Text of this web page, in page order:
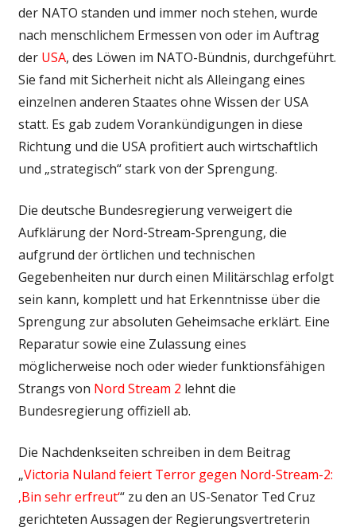
der NATO standen und immer noch stehen, wurde
nach menschlichem Ermessen von oder im Auftrag
der USA, des Löwen im NATO-Bündnis, durchgeführt.
Sie fand mit Sicherheit nicht als Alleingang eines
einzelnen anderen Staates ohne Wissen der USA
statt. Es gab zudem Vorankündigungen in diese
Richtung und die USA profitiert auch wirtschaftlich
und „strategisch“ stark von der Sprengung.
Die deutsche Bundesregierung verweigert die
Aufklärung der Nord-Stream-Sprengung, die
aufgrund der örtlichen und technischen
Gegebenheiten nur durch einen Militärschlag erfolgt
sein kann, komplett und hat Erkenntnisse über die
Sprengung zur absoluten Geheimsache erklärt. Eine
Reparatur sowie eine Zulassung eines
möglicherweise noch oder wieder funktionsfähigen
Strangs von Nord Stream 2 lehnt die
Bundesregierung offiziell ab.
Die Nachdenkseiten schreiben in dem Beitrag
„Victoria Nuland feiert Terror gegen Nord-Stream-2:
‚Bin sehr erfreut‘“ zu den an US-Senator Ted Cruz
gerichteten Aussagen der Regierungsvertreterin